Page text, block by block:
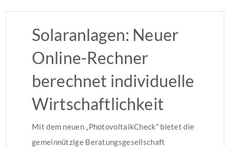
Solaranlagen: Neuer
Online-Rechner
berechnet individuelle
Wirtschaftlichkeit
Mit dem neuen „PhotovoltaikCheck“ bietet die
gemeinnützige Beratungsgesellschaft